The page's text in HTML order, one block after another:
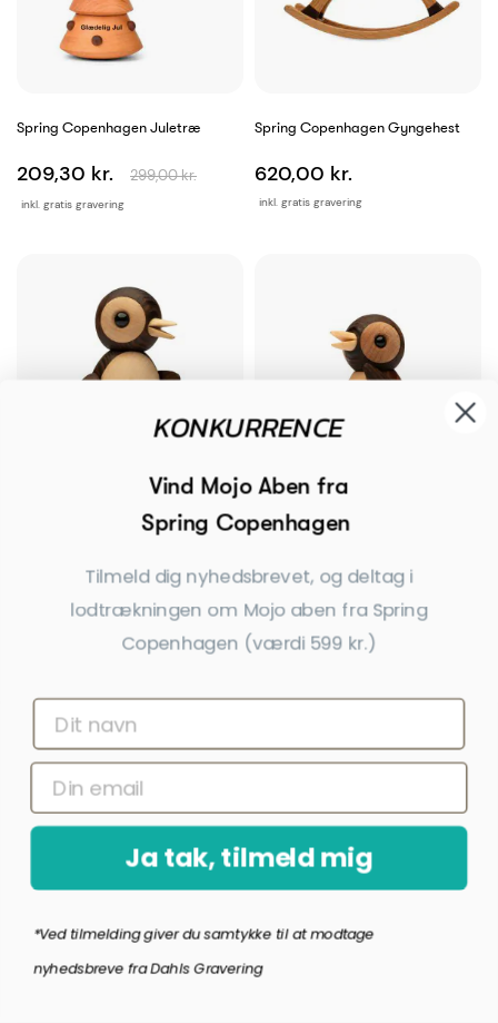
Spring Copenhagen Juletræ
inkl. gratis gravering
209,30 kr. 299,00 kr.
Spring Copenhagen Gyngehest
inkl. gratis gravering
620,00 kr.
inkl. gratis gravering
520,00 kr.
inkl. gratis gravering
399,00 kr.
KONKURRENCE
Vind Mojo Aben fra
Spring Copenhagen
Tilmeld dig nyhedsbrevet, og deltag i
lodtrækningen om Mojo aben fra Spring
Copenhagen (værdi 599 kr.)
Ja tak, tilmeld mig
*Ved tilmelding giver du samtykke til at modtage
nyhedsbreve fra Dahls Gravering